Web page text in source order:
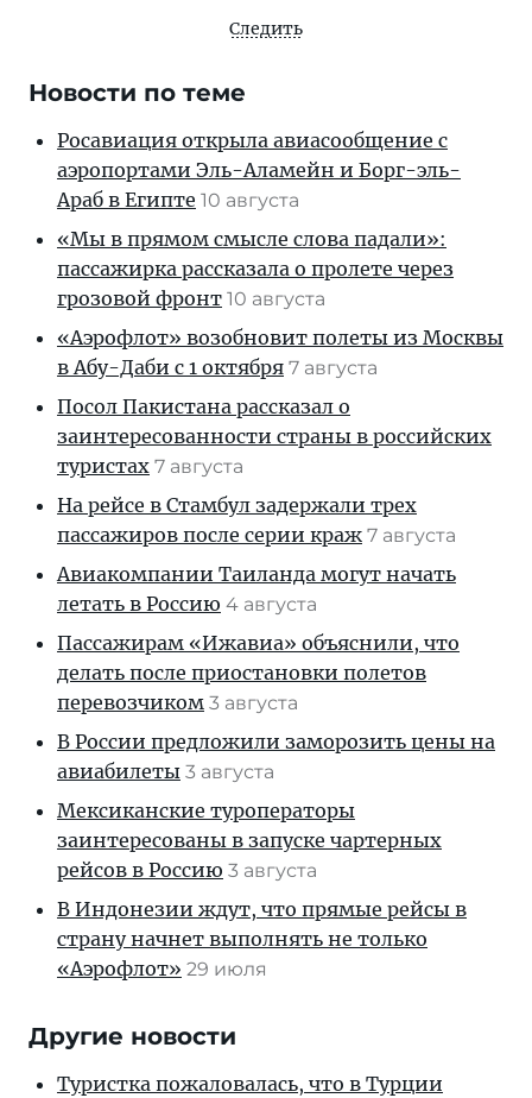
Следить
Новости по теме
Росавиация открыла авиасообщение с
аэропортами Эль-Аламейн и Борг-эль-
Араб в Египте 10 августа
«Мы в прямом смысле слова падали»:
пассажирка рассказала о пролете через
грозовой фронт 10 августа
«Аэрофлот» возобновит полеты из Москвы
в Абу-Даби с 1 октября 7 августа
Посол Пакистана рассказал о
заинтересованности страны в российских
туристах 7 августа
На рейсе в Стамбул задержали трех
пассажиров после серии краж 7 августа
Авиакомпании Таиланда могут начать
летать в Россию 4 августа
Пассажирам «Ижавиа» объяснили, что
делать после приостановки полетов
перевозчиком 3 августа
В России предложили заморозить цены на
авиабилеты 3 августа
Мексиканские туроператоры
заинтересованы в запуске чартерных
рейсов в Россию 3 августа
В Индонезии ждут, что прямые рейсы в
страну начнет выполнять не только
«Аэрофлот» 29 июля
Другие новости
Туристка пожаловалась, что в Турции